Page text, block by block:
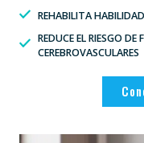
REHABILITA
REDUCE EL RIESGO
CEREBROVASCULARES